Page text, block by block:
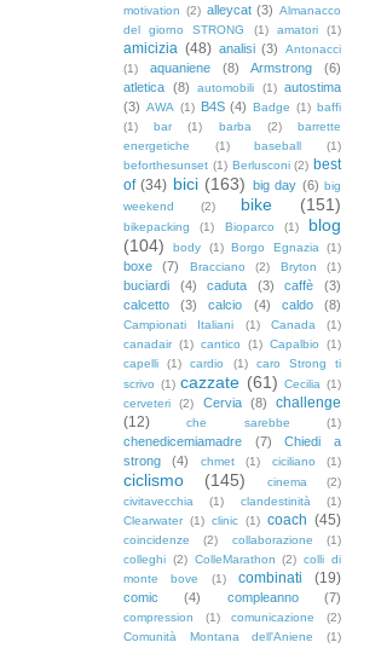
motivation (2) alleycat (3) Almanacco
del giorno STRONG
(1) amatori (1)
amicizia (48) analisi (3)
Antonacci
(1)
aquaniene (8) Armstrong
(6)
atletica (8) automobili (1) autostima
(3) AWA (1) B4S (4) Badge (1) baffi
(1)
bar (1) barba (2)
barrette
energetiche
(1) baseball
(1)
beforthesunset (1) Berlusconi (2) best
of (34) bici (163) big day (6) big
weekend
(2) bike (151)
bikepacking (1) Bioparco (1)
blog
(104)
body (1) Borgo Egnazia (1)
boxe (7) Bracciano (2) Bryton (1)
buciardi (4) caduta (3) caffè
(3)
calcetto
(3) calcio (4) caldo (8)
Campionati Italiani (1) Canada
(1)
canadair (1) cantico (1) Capalbio
(1)
capelli
(1) cardio (1)
caro Strong ti
scrivo (1) cazzate (61) Cecilia (1)
cerveteri
(2) Cervia (8)
challenge
(12)
che sarebbe (1)
chenedicemiamadre (7)
Chiedi a
strong
(4) chmet (1) ciciliano (1)
ciclismo (145) cinema
(2)
civitavecchia
(1) clandestinità
(1)
Clearwater (1) clinic (1) coach (45)
coincidenze (2) collaborazione
(1)
colleghi (2) ColleMarathon (2) colli di
monte bove
(1) combinati (19)
comic (4) compleanno (7)
compression (1) comunicazione
(2)
Comunità Montana dell'Aniene
(1)